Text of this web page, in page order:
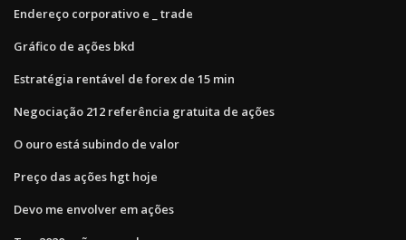
Endereço corporativo e _ trade
Gráfico de ações bkd
Estratégia rentável de forex de 15 min
Negociação 212 referência gratuita de ações
O ouro está subindo de valor
Preço das ações hgt hoje
Devo me envolver em ações